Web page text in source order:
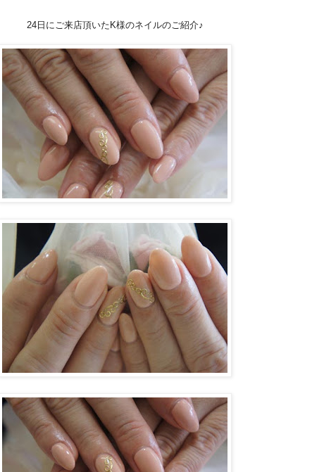
24日にご来店頂いたK様のネイルのご紹介♪